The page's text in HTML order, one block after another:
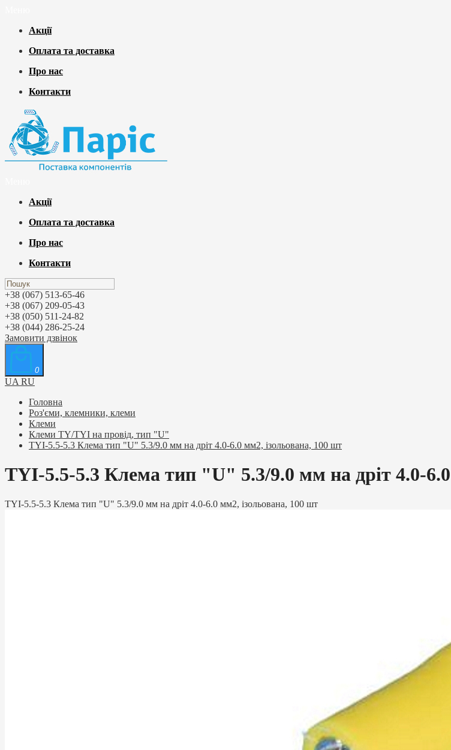
Акції
Оплата та доставка
Про нас
Контакти
Акції
Оплата та доставка
Про нас
Контакти
+38 (067) 513-65-46
+38 (067) 209-05-43
+38 (050) 511-24-82
+38 (044) 286-25-24
Замовити дзвінок
0
UA RU
Головна
Роз'єми, клемники, клеми
Клеми
Клеми TY/TYI на провід, тип "U"
TYI-5.5-5.3 Клема тип "U" 5.3/9.0 мм на дріт 4.0-6.0 мм2, ізольована, 100 шт
TYI-5.5-5.3 Клема тип "U" 5.3/9.0 мм на дріт 4.0-
TYI-5.5-5.3 Клема тип "U" 5.3/9.0 мм на дріт 4.0-6.0 мм2, ізольована, 100 шт